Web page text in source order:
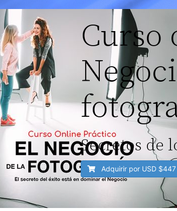
Curso
Secretos de
Adquirir por USD $447